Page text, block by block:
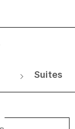
Suites